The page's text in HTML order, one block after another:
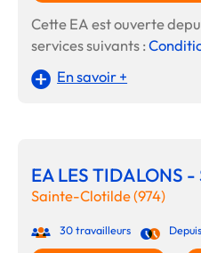
Cette EA est ouverte
services suivants :
En savoir +
EA LES TIDALONS -
Sainte-Clotilde (974)
30 travailleurs